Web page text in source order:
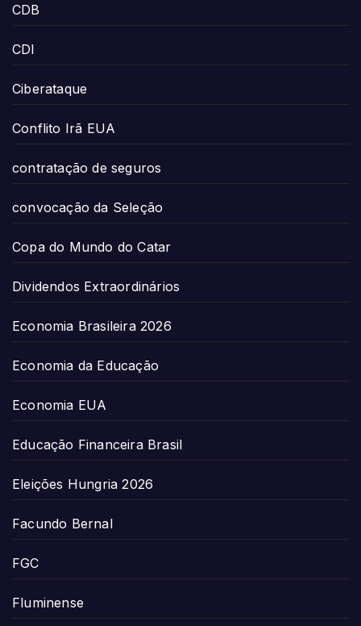
CDB
CDI
Ciberataque
Conflito Irã EUA
contratação de seguros
convocação da Seleção
Copa do Mundo do Catar
Dividendos Extraordinários
Economia Brasileira 2026
Economia da Educação
Economia EUA
Educação Financeira Brasil
Eleições Hungria 2026
Facundo Bernal
FGC
Fluminense